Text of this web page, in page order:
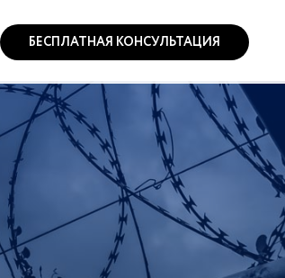
БЕСПЛАТНАЯ КОНСУЛЬТАЦИЯ